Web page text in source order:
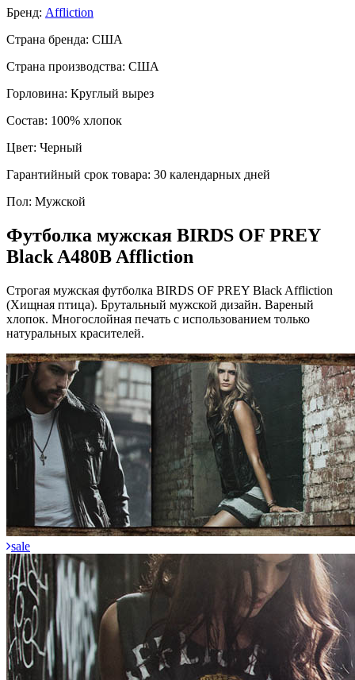
Бренд: Affliction
Страна бренда: США
Страна производства: США
Горловина: Круглый вырез
Состав: 100% хлопок
Цвет: Черный
Гарантийный срок товара: 30 календарных дней
Пол: Мужской
Футболка мужская BIRDS OF PREY
Black A480B Affliction
Строгая мужская футболка BIRDS OF PREY Black Affliction
(Хищная птица). Брутальный мужской дизайн. Вареный
хлопок. Многослойная печать с использованием только
натуральных красителей.
sale